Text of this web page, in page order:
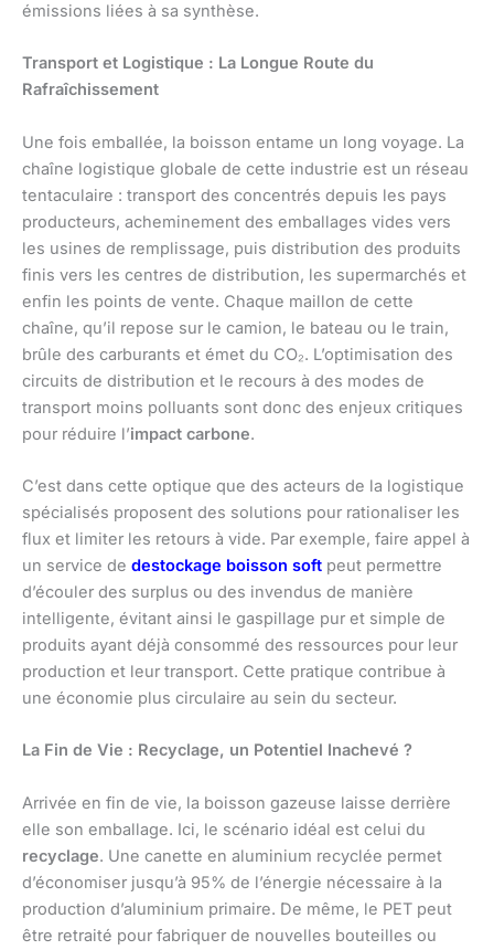
émissions liées à sa synthèse.
Transport et Logistique : La Longue Route du
Rafraîchissement
Une fois emballée, la boisson entame un long voyage. La
chaîne logistique globale de cette industrie est un réseau
tentaculaire : transport des concentrés depuis les pays
producteurs, acheminement des emballages vides vers
les usines de remplissage, puis distribution des produits
finis vers les centres de distribution, les supermarchés et
enfin les points de vente. Chaque maillon de cette
chaîne, qu’il repose sur le camion, le bateau ou le train,
brûle des carburants et émet du CO₂. L’optimisation des
circuits de distribution et le recours à des modes de
transport moins polluants sont donc des enjeux critiques
pour réduire l’impact carbone.
C’est dans cette optique que des acteurs de la logistique
spécialisés proposent des solutions pour rationaliser les
flux et limiter les retours à vide. Par exemple, faire appel à
un service de destockage boisson soft peut permettre
d’écouler des surplus ou des invendus de manière
intelligente, évitant ainsi le gaspillage pur et simple de
produits ayant déjà consommé des ressources pour leur
production et leur transport. Cette pratique contribue à
une économie plus circulaire au sein du secteur.
La Fin de Vie : Recyclage, un Potentiel Inachevé ?
Arrivée en fin de vie, la boisson gazeuse laisse derrière
elle son emballage. Ici, le scénario idéal est celui du
recyclage. Une canette en aluminium recyclée permet
d’économiser jusqu’à 95% de l’énergie nécessaire à la
production d’aluminium primaire. De même, le PET peut
être retraité pour fabriquer de nouvelles bouteilles ou